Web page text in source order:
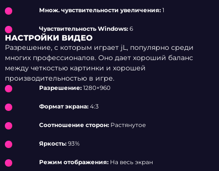
Множ. чувствительности увеличения: 1
Чувствительность Windows: 6
НАСТРОЙКИ ВИДЕО
Разрешение, с которым играет jL, популярно среди
многих профессионалов. Оно дает хороший баланс
между четкостью картинки и хорошей
производительностью в игре.
Разрешение: 1280×960
Формат экрана: 4:3
Соотношение сторон: Растянутое
Яркость: 93%
Режим отображения: На весь экран